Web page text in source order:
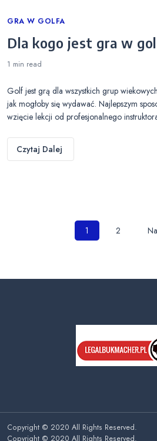
Categories
GRA W GOLFA
Dla kogo jest gra w
1 min read
Golf jest grą dla wszystkich grup
jak mogłoby się wydawać. Najlepszym
wzięcie lekcji od profesjonalnego
Czytaj Dalej
1 2
Copyright © 2020 All Rights Reserved.
Copyright © 2020 All Rights Reserved.